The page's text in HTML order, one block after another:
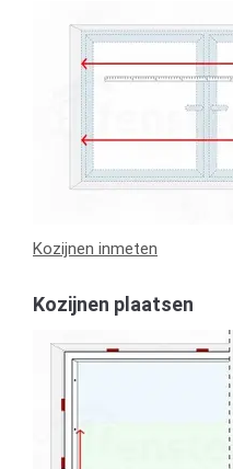
Kozijnen inmeten
Kozijnen plaatsen